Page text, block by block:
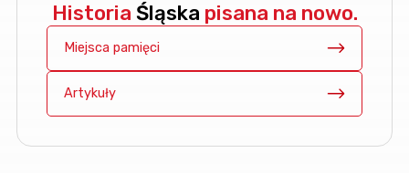
Historia Śląska pisana na nowo.
Miejsca pamięci
Artykuły